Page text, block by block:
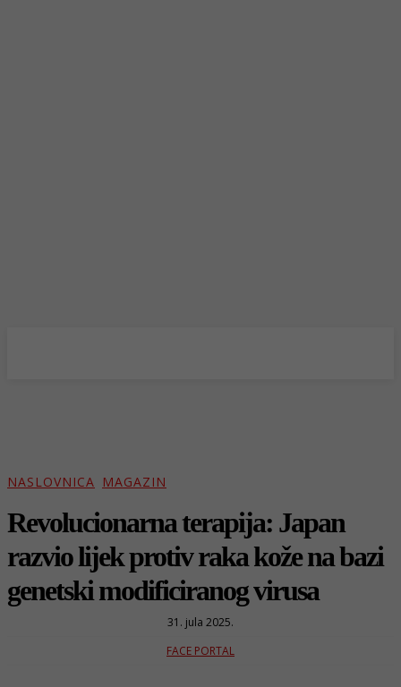
NASLOVNICA MAGAZIN
Revolucionarna terapija: Japan
razvio lijek protiv raka kože na bazi
genetski modificiranog virusa
31. jula 2025.
FACE PORTAL